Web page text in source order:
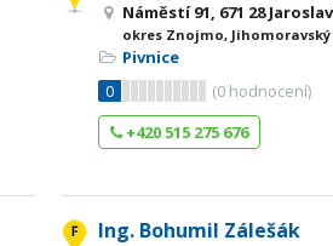
Náměstí 91, 671 28
okres Znojmo,
Pivnice
0
(0 hodnocení)
+420 515 275 676
Ing. Bohumil Zálešák